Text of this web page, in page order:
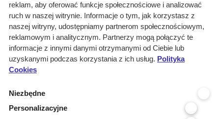
Rozwiązania
Monitoring
przetargów
Raporty
przetargowe
Kontakt
reklam, aby oferować funkcje społecznościowe i analizować
ruch w naszej witrynie. Informacje o tym, jak korzystasz z
naszej witryny, udostępniamy partnerom społecznościowym,
reklamowym i analitycznym. Partnerzy mogą połączyć te
informacje z innymi danymi otrzymanymi od Ciebie lub
uzyskanymi podczas korzystania z ich usług. Polityka
Cookies
Niezbędne
Personalizacyjne